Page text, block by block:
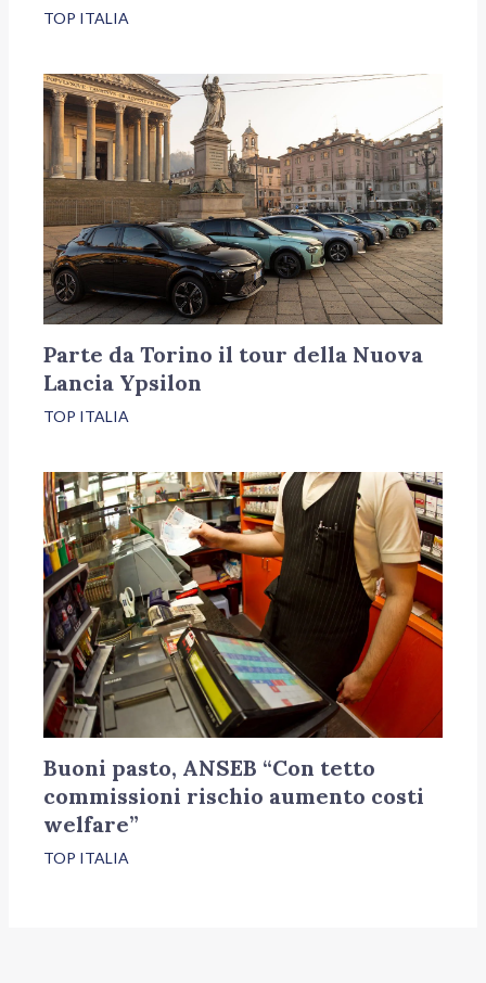
TOP ITALIA
Parte da Torino il tour della Nuova
Lancia Ypsilon
TOP ITALIA
Buoni pasto, ANSEB “Con tetto
commissioni rischio aumento costi
welfare”
TOP ITALIA